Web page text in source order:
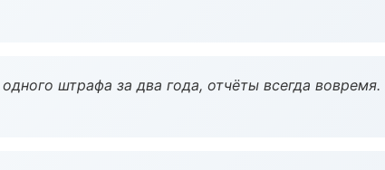
штрафа за два года, отчёты всегда вовремя.